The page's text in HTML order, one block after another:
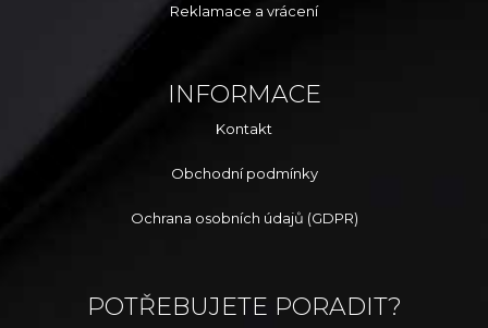
Reklamace a vrácení
INFORMACE
Kontakt
Obchodní podmínky
Ochrana osobních údajů (GDPR)
POTŘEBUJETE PORADIT?